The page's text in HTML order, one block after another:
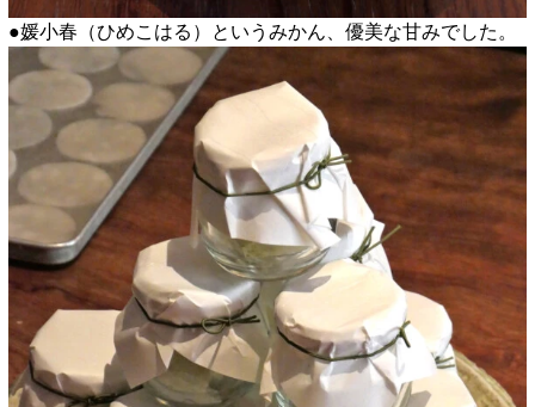
●媛小春（ひめこはる）というみかん、優美な甘みでした。